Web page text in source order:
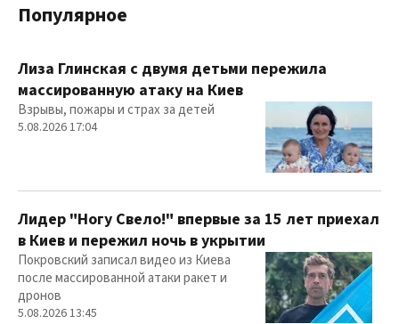
Популярное
Лиза Глинская с двумя детьми пережила
массированную атаку на Киев
Взрывы, пожары и страх за детей
5.08.2026 17:04
Лидер "Ногу Свело!" впервые за 15 лет приехал
в Киев и пережил ночь в укрытии
Покровский записал видео из Киева
после массированной атаки ракет и
дронов
5.08.2026 13:45